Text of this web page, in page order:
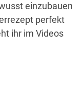
einzubauen
perfekt
ihr im Videos